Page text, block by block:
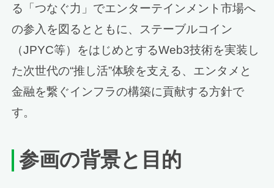
る「つなぐ力」でエンターテインメント市場へ
の参入を図るとともに、ステーブルコイン
（JPYC等）をはじめとするWeb3技術を実装し
た次世代の“推し活”体験を支える、エンタメと
金融を繋ぐインフラの構築に貢献する方針で
す。
参画の背景と目的